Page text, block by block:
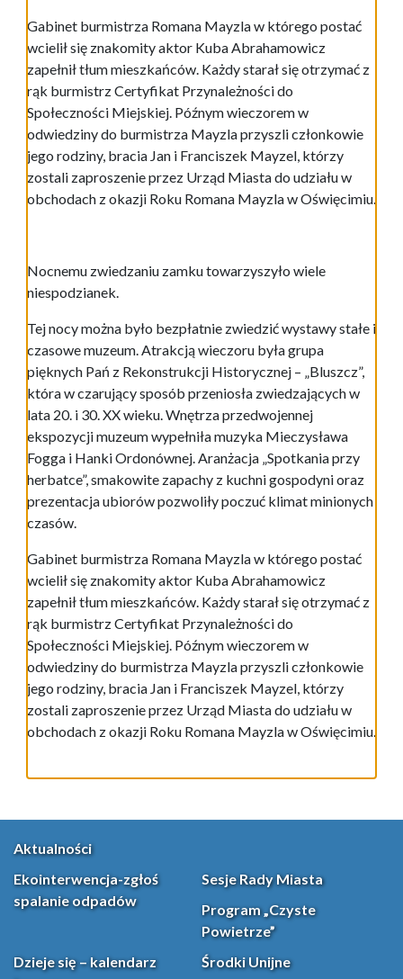
Gabinet burmistrza Romana Mayzla w którego postać
wcielił się znakomity aktor Kuba Abrahamowicz
zapełnił tłum mieszkańców. Każdy starał się otrzymać z
rąk burmistrz Certyfikat Przynależności do
Społeczności Miejskiej. Późnym wieczorem w
odwiedziny do burmistrza Mayzla przyszli członkowie
jego rodziny, bracia Jan i Franciszek Mayzel, którzy
zostali zaproszenie przez Urząd Miasta do udziału w
obchodach z okazji Roku Romana Mayzla w Oświęcimiu.
Nocnemu zwiedzaniu zamku towarzyszyło wiele
niespodzianek.
Tej nocy można było bezpłatnie zwiedzić wystawy stałe i
czasowe muzeum. Atrakcją wieczoru była grupa
pięknych Pań z Rekonstrukcji Historycznej – „Bluszcz”,
która w czarujący sposób przeniosła zwiedzających w
lata 20. i 30. XX wieku. Wnętrza przedwojennej
ekspozycji muzeum wypełniła muzyka Mieczysława
Fogga i Hanki Ordonównej. Aranżacja „Spotkania przy
herbatce”, smakowite zapachy z kuchni gospodyni oraz
prezentacja ubiorów pozwoliły poczuć klimat minionych
czasów.
Gabinet burmistrza Romana Mayzla w którego postać
wcielił się znakomity aktor Kuba Abrahamowicz
zapełnił tłum mieszkańców. Każdy starał się otrzymać z
rąk burmistrz Certyfikat Przynależności do
Społeczności Miejskiej. Późnym wieczorem w
odwiedziny do burmistrza Mayzla przyszli członkowie
jego rodziny, bracia Jan i Franciszek Mayzel, którzy
zostali zaproszenie przez Urząd Miasta do udziału w
obchodach z okazji Roku Romana Mayzla w Oświęcimiu.
Aktualności
Ekointerwencja-zgłoś
spalanie odpadów
Sesje Rady Miasta
Program „Czyste
Powietrze”
Dzieje się – kalendarz
Środki Unijne